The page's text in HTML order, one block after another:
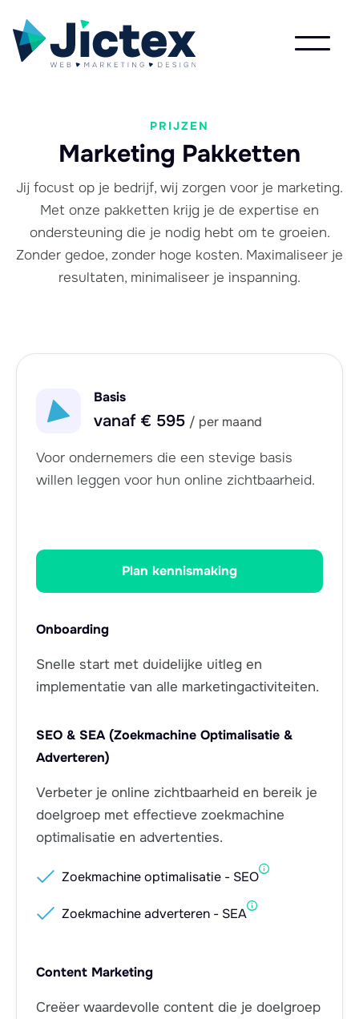
PRIJZEN
Marketing Pakketten
Jij focust op je bedrijf, wij zorgen voor je marketing.
Met onze pakketten krijg je de expertise en
ondersteuning die je nodig hebt om te groeien.
Zonder gedoe, zonder hoge kosten. Maximaliseer je
resultaten, minimaliseer je inspanning.
Basis
vanaf € 595 / per maand
Voor ondernemers die een stevige basis
willen leggen voor hun online zichtbaarheid.
Plan kennismaking
Onboarding
Snelle start met duidelijke uitleg en
implementatie van alle marketingactiviteiten.
SEO & SEA (Zoekmachine Optimalisatie &
Adverteren)
Verbeter je online zichtbaarheid en bereik je
doelgroep met effectieve zoekmachine
optimalisatie en advertenties.
Zoekmachine optimalisatie - SEO
Zoekmachine adverteren - SEA
Content Marketing
Creëer waardevolle content die je doelgroep